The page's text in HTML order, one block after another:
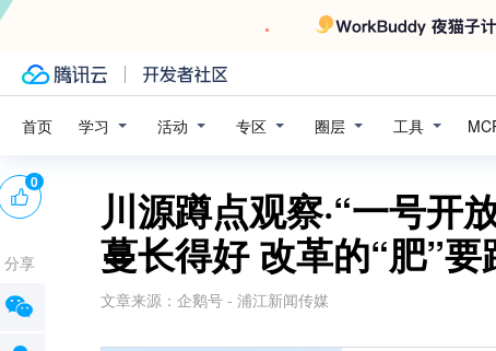
首页 学习 活动 专区 圈层 工具
川源蹲点观察·“一号开
蔓长得好 改革的“肥”要
文章来源： 企鹅号 - 浦江新闻传媒
0
分享